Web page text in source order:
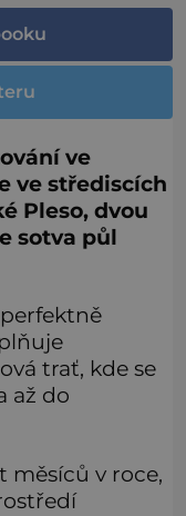
ve
ve střediscích
Pleso, dvou
sotva půl
trať, kde se
až do
měsíců v roce,